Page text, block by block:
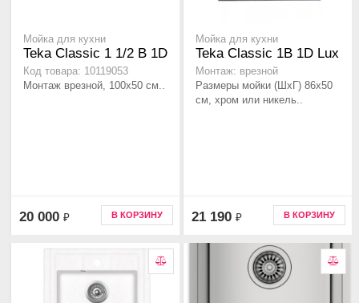
Мойка для кухни
Teka Classic 1 1/2 B 1D
Код товара: 10119053
Монтаж врезной, 100х50 см..
20 000 ₽ В КОРЗИНУ
Мойка для кухни
Teka Classic 1B 1D Lux
Монтаж: врезной
Размеры мойки (ШхГ) 86х50
см, хром или никель..
21 190 ₽ В КОРЗИНУ